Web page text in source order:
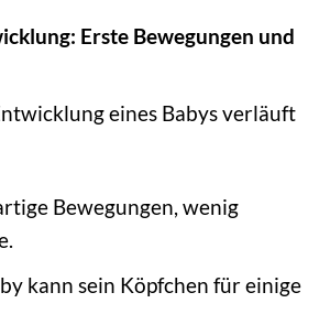
Erste Bewegungen und
eines Babys verläuft
Bewegungen, wenig
kann sein Köpfchen für einige